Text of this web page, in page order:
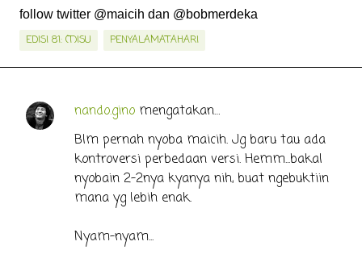
follow twitter @maicih dan @bobmerdeka
EDISI 81: (T)ISU PENYALAMATAHARI
K
nando.gino mengatakan…
Blm pernah nyoba maicih. Jg baru tau ada
kontroversi perbedaan versi. Hemm...bakal
nyobain 2-2nya kyanya nih, buat ngebuktiin
mana yg lebih enak.
Nyam-nyam...